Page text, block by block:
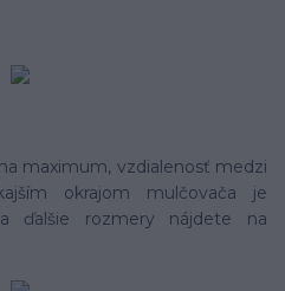
maximum, vzdialenosť medzi
okrajom mulčovača je
ďalšie rozmery nájdete na